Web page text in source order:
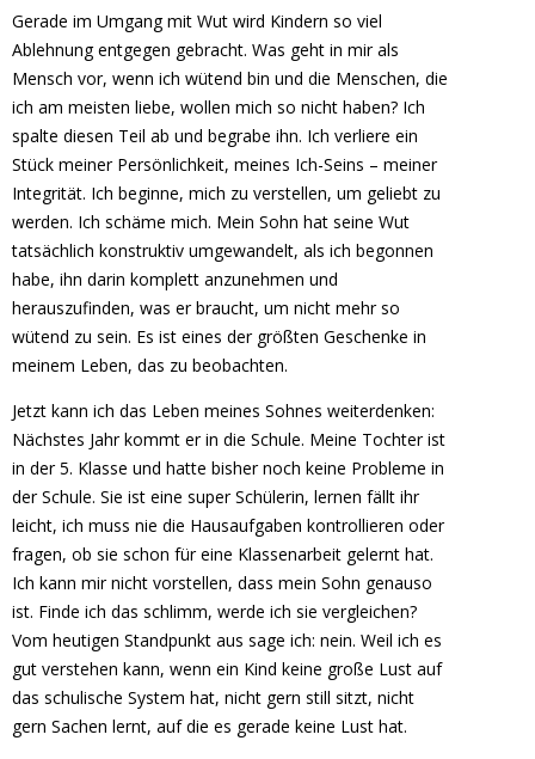
Gerade im Umgang mit Wut wird Kindern so viel
Ablehnung entgegen gebracht. Was geht in mir als
Mensch vor, wenn ich wütend bin und die Menschen, die
ich am meisten liebe, wollen mich so nicht haben? Ich
spalte diesen Teil ab und begrabe ihn. Ich verliere ein
Stück meiner Persönlichkeit, meines Ich-Seins – meiner
Integrität. Ich beginne, mich zu verstellen, um geliebt zu
werden. Ich schäme mich. Mein Sohn hat seine Wut
tatsächlich konstruktiv umgewandelt, als ich begonnen
habe, ihn darin komplett anzunehmen und
herauszufinden, was er braucht, um nicht mehr so
wütend zu sein. Es ist eines der größten Geschenke in
meinem Leben, das zu beobachten.
Jetzt kann ich das Leben meines Sohnes weiterdenken:
Nächstes Jahr kommt er in die Schule. Meine Tochter ist
in der 5. Klasse und hatte bisher noch keine Probleme in
der Schule. Sie ist eine super Schülerin, lernen fällt ihr
leicht, ich muss nie die Hausaufgaben kontrollieren oder
fragen, ob sie schon für eine Klassenarbeit gelernt hat.
Ich kann mir nicht vorstellen, dass mein Sohn genauso
ist. Finde ich das schlimm, werde ich sie vergleichen?
Vom heutigen Standpunkt aus sage ich: nein. Weil ich es
gut verstehen kann, wenn ein Kind keine große Lust auf
das schulische System hat, nicht gern still sitzt, nicht
gern Sachen lernt, auf die es gerade keine Lust hat.